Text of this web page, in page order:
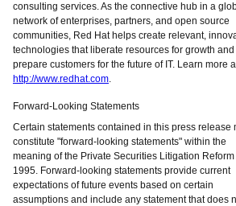
consulting services. As the connective hub in a
network of enterprises, partners, and open source
communities, Red Hat helps create relevant,
technologies that liberate resources for growth and
prepare customers for the future of IT. Learn more
http://www.redhat.com.
Forward-Looking Statements
Certain statements contained in this press release
constitute "forward-looking statements" within the
meaning of the Private Securities Litigation Reform
1995. Forward-looking statements provide current
expectations of future events based on certain
assumptions and include any statement that does